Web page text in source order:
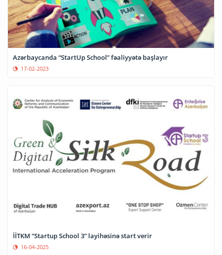
Azərbaycanda “StartUp School” fəaliyyətə başlayır
17-02-2023
İİTKM “Startup School 3” layihəsinə start verir
16-04-2025